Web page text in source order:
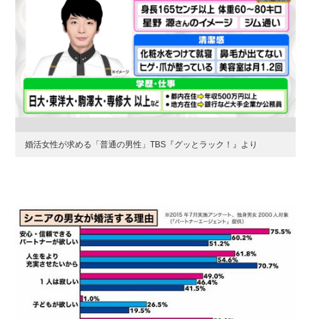
婚活女性が求める「普通の男性」TBS『グッとラック！』より